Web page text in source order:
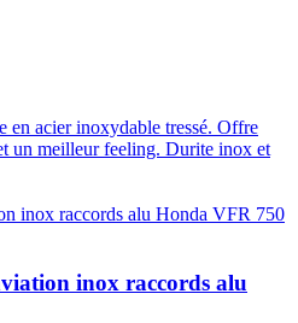
en acier inoxydable tressé. Offre
un meilleur feeling. Durite inox et
inox raccords alu